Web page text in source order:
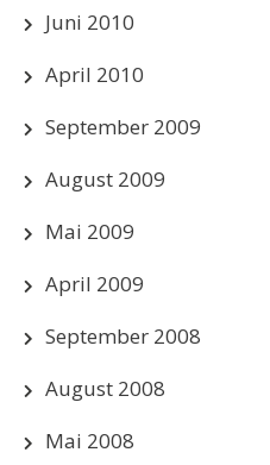
Juni 2010
April 2010
September 2009
August 2009
Mai 2009
April 2009
September 2008
August 2008
Mai 2008